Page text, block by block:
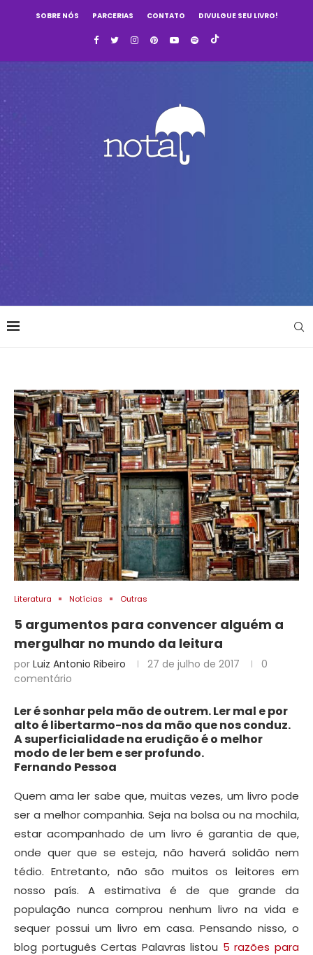
SOBRE NÓS PARCERIAS CONTATO DIVULGUE SEU LIVRO!
Literatura Notícias Outras
5 argumentos para convencer alguém a
mergulhar no mundo da leitura
por Luiz Antonio Ribeiro 27 de julho de 2017
0
comentário
Ler é sonhar pela mão de outrem. Ler mal e por
alto é libertarmo-nos da mão que nos conduz.
A superficialidade na erudição é o melhor
modo de ler bem e ser profundo.
Fernando Pessoa
Quem ama ler sabe que, muitas vezes, um livro pode
ser a melhor companhia. Seja na bolsa ou na mochila,
estar acompanhado de um livro é garantia de que,
onde quer que se esteja, não haverá solidão nem
tédio. Entretanto, não são muitos os leitores em
nosso país. A estimativa é de que grande da
população nunca comprou nenhum livro na vida e
sequer possui um livro em casa. Pensando nisso, o
blog português Certas Palavras listou 5 razões para